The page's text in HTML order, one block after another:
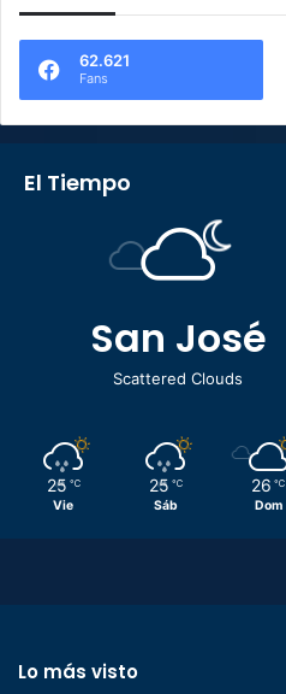
62.621
Fans
El Tiempo
San José
Scattered Clouds
25 ℃
Vie
25 ℃
Sáb
26 ℃
Dom
Lo más visto